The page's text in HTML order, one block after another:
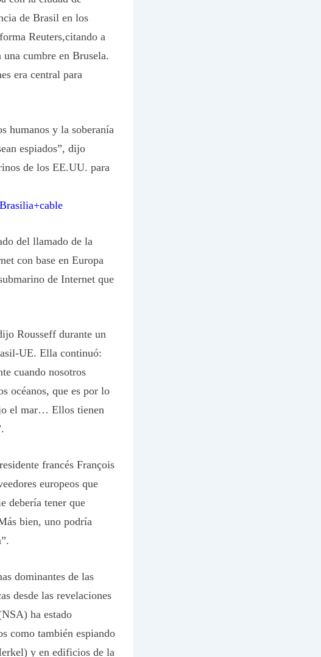
de Brasil en los
Reuters,citando a
cumbre en Brusela.
era central para
humanos y la soberanía
espiados”, dijo
de los EE.UU. para
del llamado de la
con base en Europa
de Internet que
Rousseff durante un
UE. Ella continuó:
cuando nosotros
océanos, que es por lo
el mar… Ellos tienen
francés François
europeos que
debería tener que
bien, uno podría
dominantes de las
desde las revelaciones
ha estado
como también espiando
y en edificios de la